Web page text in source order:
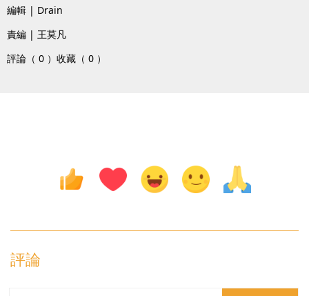
編輯 | Drain
責編 | 王莫凡
評論（ 0 ） 收藏（ 0 ）
評論